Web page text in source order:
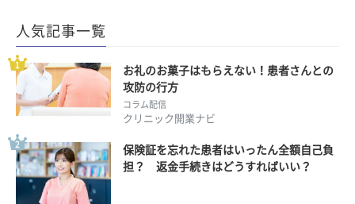
人気記事一覧
お礼のお菓子はもらえない！患者さんとの
攻防の行方
コラム配信
クリニック開業ナビ
保険証を忘れた患者はいったん全額自己負
担？ 返金手続きはどうすればいい？